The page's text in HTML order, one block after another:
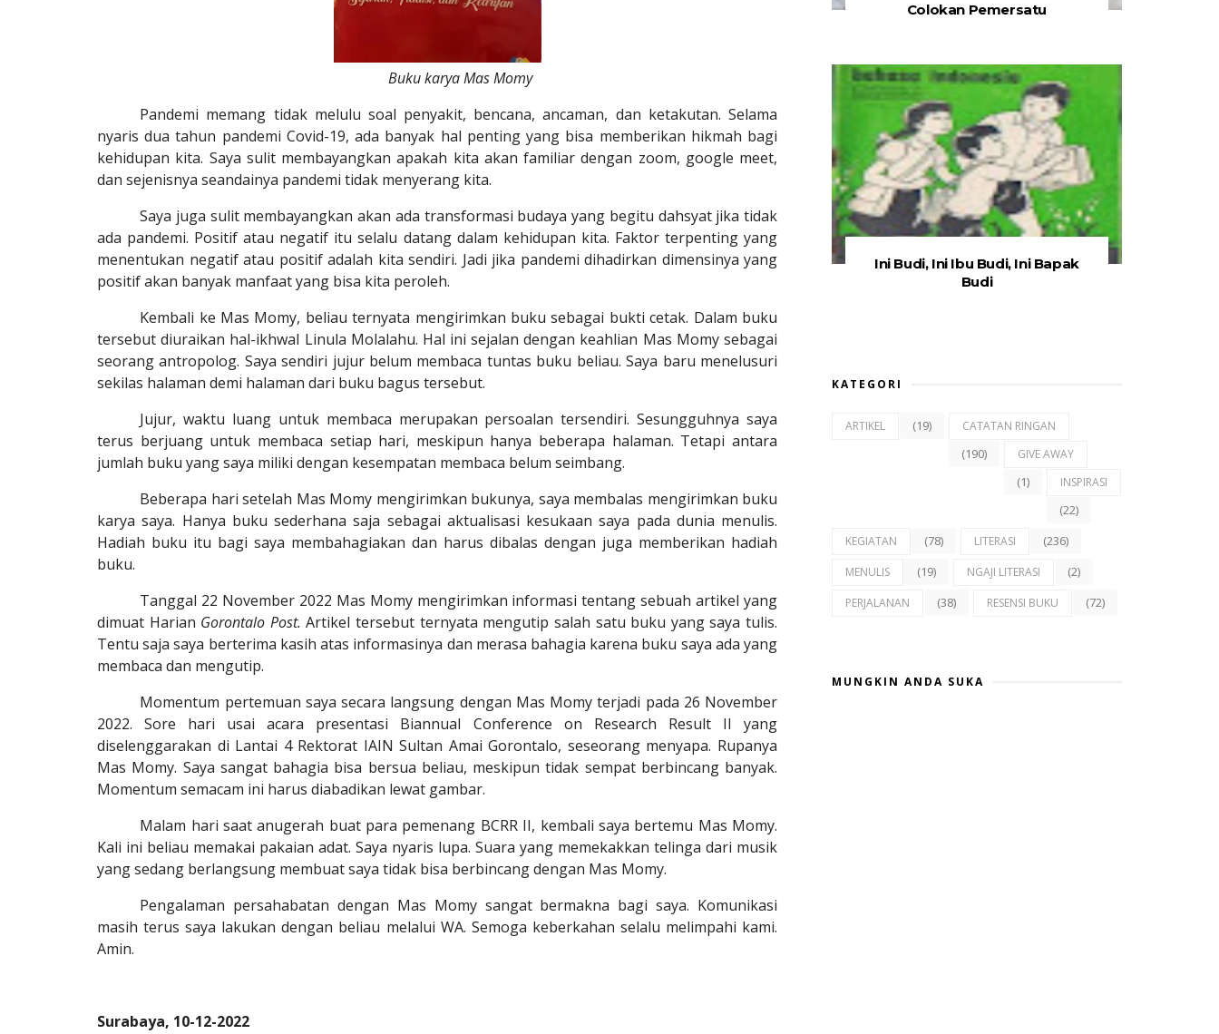
Buku karya Mas Momy
Pandemi memang tidak melulu soal penyakit, bencana, ancaman, dan ketakutan. Selama
nyaris dua tahun pandemi Covid-19, ada banyak hal penting yang bisa memberikan hikmah bagi
kehidupan kita. Saya sulit membayangkan apakah kita akan familiar dengan zoom, google meet,
dan sejenisnya seandainya pandemi tidak menyerang kita.
Saya juga sulit membayangkan akan ada transformasi budaya yang begitu dahsyat jika tidak
ada pandemi. Positif atau negatif itu selalu datang dalam kehidupan kita. Faktor terpenting yang
menentukan negatif atau positif adalah kita sendiri. Jadi jika pandemi dihadirkan dimensinya yang
positif akan banyak manfaat yang bisa kita peroleh.
Kembali ke Mas Momy, beliau ternyata mengirimkan buku sebagai bukti cetak. Dalam buku
tersebut diuraikan hal-ikhwal Linula Molalahu. Hal ini sejalan dengan keahlian Mas Momy sebagai
seorang antropolog. Saya sendiri jujur belum membaca tuntas buku beliau. Saya baru menelusuri
sekilas halaman demi halaman dari buku bagus tersebut.
Jujur, waktu luang untuk membaca merupakan persoalan tersendiri. Sesungguhnya saya
terus berjuang untuk membaca setiap hari, meskipun hanya beberapa halaman. Tetapi antara
jumlah buku yang saya miliki dengan kesempatan membaca belum seimbang.
Beberapa hari setelah Mas Momy mengirimkan bukunya, saya membalas mengirimkan buku
karya saya. Hanya buku sederhana saja sebagai aktualisasi kesukaan saya pada dunia menulis.
Hadiah buku itu bagi saya membahagiakan dan harus dibalas dengan juga memberikan hadiah
buku.
Tanggal 22 November 2022 Mas Momy mengirimkan informasi tentang sebuah artikel yang
dimuat Harian Gorontalo Post.Artikel tersebut ternyata mengutip salah satu buku yang saya tulis.
Tentu saja saya berterima kasih atas informasinya dan merasa bahagia karena buku saya ada yang
membaca dan mengutip.
Momentum pertemuan saya secara langsung dengan Mas Momy terjadi pada 26 November
2022. Sore hari usai acara presentasi Biannual Conference on Research Result II yang
diselenggarakan di Lantai 4 Rektorat IAIN Sultan Amai Gorontalo, seseorang menyapa. Rupanya
Mas Momy. Saya sangat bahagia bisa bersua beliau, meskipun tidak sempat berbincang banyak.
Momentum semacam ini harus diabadikan lewat gambar.
Malam hari saat anugerah buat para pemenang BCRR II, kembali saya bertemu Mas Momy.
Kali ini beliau memakai pakaian adat. Saya nyaris lupa. Suara yang memekakkan telinga dari musik
yang sedang berlangsung membuat saya tidak bisa berbincang dengan Mas Momy.
Pengalaman persahabatan dengan Mas Momy sangat bermakna bagi saya. Komunikasi
masih terus saya lakukan dengan beliau melalui WA. Semoga keberkahan selalu melimpahi kami.
Amin.
Surabaya, 10-12-2022
Colokan Pemersatu
Ini Budi, Ini Ibu Budi, Ini Bapak
Budi
KATEGORI
ARTIKEL (19) CATATAN RINGAN
(190) GIVE AWAY
(1) INSPIRASI
(22)
KEGIATAN (78) LITERASI (236)
MENULIS (19) NGAJI LITERASI (2)
PERJALANAN (38) RESENSI BUKU (72)
MUNGKIN ANDA SUKA